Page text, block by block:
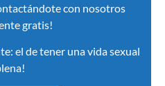
con nosotros
gratis!
el de tener una vida sexual